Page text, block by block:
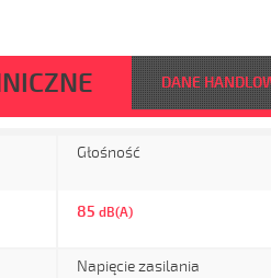
DANE
Głośność
85 dB(A)
Napięcie zasilania